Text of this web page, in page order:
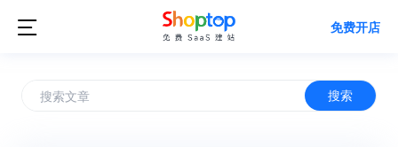
 免费开店
搜索